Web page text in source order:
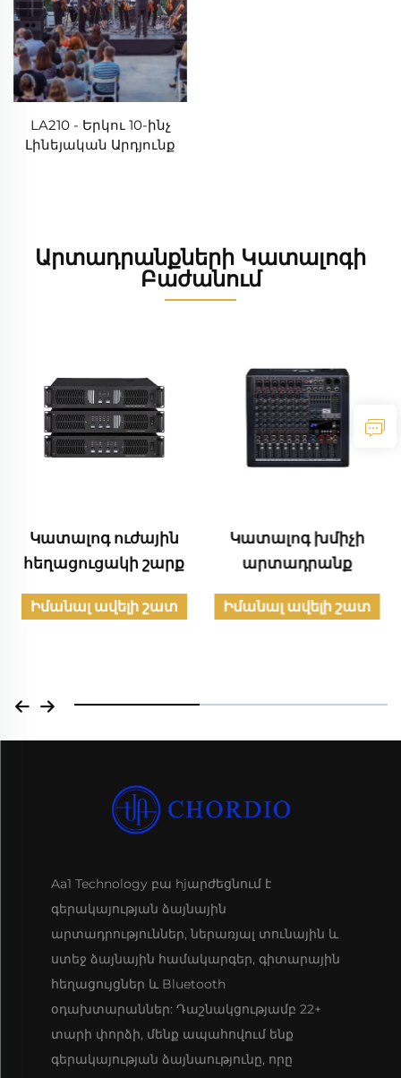
LA210 - Երկու 10-ինչ
Լինեյական Արդյունք
Արտադրանքների Կատալոգի
Բաժանում
Կատալոգ ուժային
հեղացուցակի շարք
Իմանալ ավելի շատ
Կատալոգ խմիչի
արտադրանք
Իմանալ ավելի շատ
Aa1 Technology բա hjարժեցնում է
գերակայության ձայնային
արտադրություններ, ներառյալ տունային և
ստեջ ձայնային համակարգեր, գիտարային
հեղացույցներ և Bluetooth
օդախտարաններ: Դաշնակցությամբ 22+
տարի փորձի, մենք ապահովում ենք
գերակայության ձայնաությունը, որը